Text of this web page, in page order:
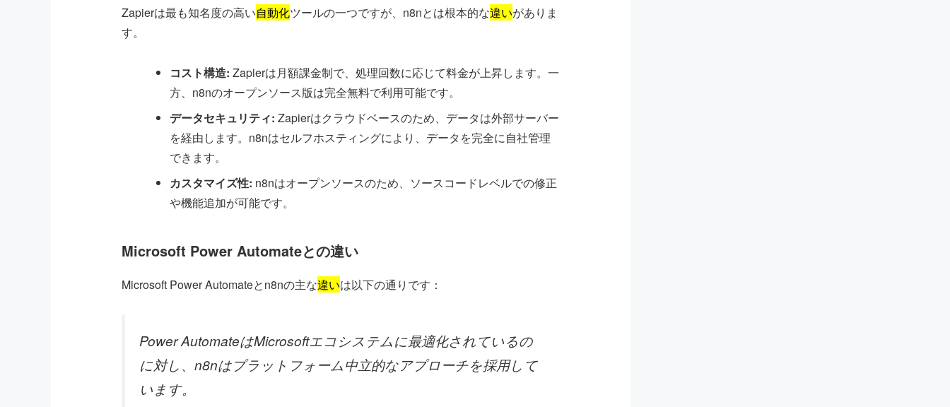
Zapierは最も知名度の高い自動化ツールの一つですが、n8nとは根本的な違いがありま
す。
コスト構造: Zapierは月額課金制で、処理回数に応じて料金が上昇します。一
方、n8nのオープンソース版は完全無料で利用可能です。
データセキュリティ: Zapierはクラウドベースのため、データは外部サーバー
を経由します。n8nはセルフホスティングにより、データを完全に自社管理
できます。
カスタマイズ性: n8nはオープンソースのため、ソースコードレベルでの修正
や機能追加が可能です。
Microsoft Power Automateとの違い
Microsoft Power Automateとn8nの主な違いは以下の通りです：
Power AutomateはMicrosoftエコシステムに最適化されているの
に対し、n8nはプラットフォーム中立的なアプローチを採用して
います。